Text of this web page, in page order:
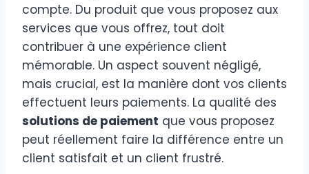
compte. Du produit que vous proposez aux
services que vous offrez, tout doit
contribuer à une expérience client
mémorable. Un aspect souvent négligé,
mais crucial, est la manière dont vos clients
effectuent leurs paiements. La qualité des
solutions de paiement que vous proposez
peut réellement faire la différence entre un
client satisfait et un client frustré.